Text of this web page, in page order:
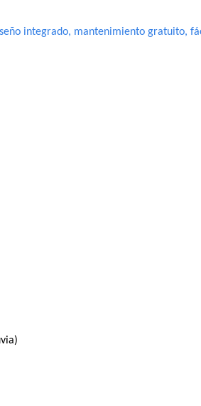
integrado, mantenimiento gratuito,